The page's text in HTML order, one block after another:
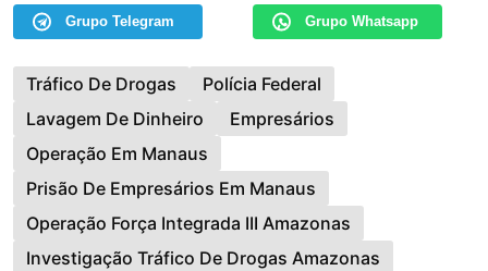
Grupo Telegram Grupo Whatsapp
Tráfico De Drogas
Polícia Federal
Lavagem De Dinheiro
Empresários
Operação Em Manaus
Prisão De Empresários Em Manaus
Operação Força Integrada III Amazonas
Investigação Tráfico De Drogas Amazonas